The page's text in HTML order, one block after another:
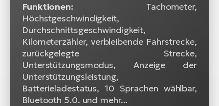
Funktionen: Tachometer,
Höchstgeschwindigkeit,
Durchschnittsgeschwindigkeit,
Kilometerzähler, verbleibende Fahrstrecke,
zurückgelegte Strecke,
Unterstützungsmodus, Anzeige der
Unterstützungsleistung,
Batterieladestatus, 10 Sprachen wählbar,
Bluetooth 5.0. und mehr...